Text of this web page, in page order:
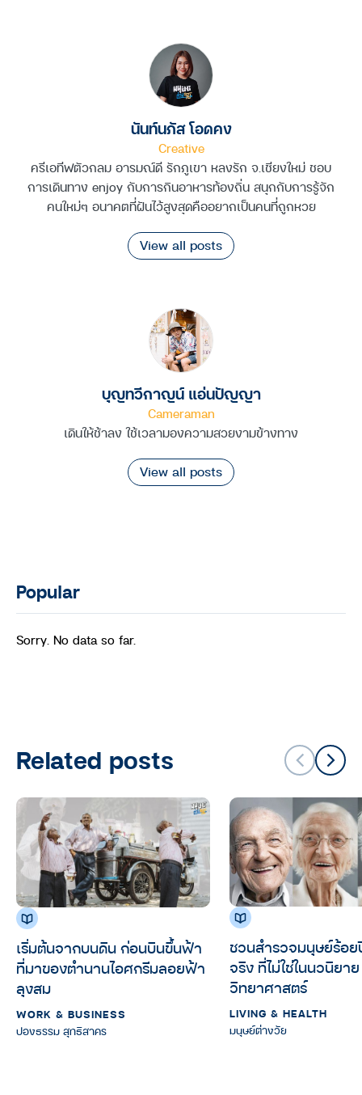
นันท์นภัส โอดคง
Creative
ครีเอทีฟตัวกลม อารมณ์ดี รักภูเขา หลงรัก จ.เชียงใหม่ ชอบ
การเดินทาง enjoy กับการกินอาหารท้องถิ่น สนุกกับการรู้จัก
คนใหม่ๆ อนาคตที่ฝันไว้สูงสุดคืออยากเป็นคนที่ถูกหวย
View all posts
บุญทวีกาญน์ แอ่นปัญญา
Cameraman
เดินให้ช้าลง ใช้เวลามองความสวยงามข้างทาง
View all posts
Popular
Sorry. No data so far.
Related posts
เริ่มต้นจากบนดิน ก่อนบินขึ้นฟ้า
ที่มาของตำนานไอศกรีมลอยฟ้า
ลุงสม
WORK & BUSINESS
ปองธรรม สุทธิสาคร
ชวนสำรวจมนุษย์ร้อย
จริง ที่ไม่ใช่ในนวนิยาย
วิทยาศาสตร์
LIVING & HEALTH
มนุษย์ต่างวัย